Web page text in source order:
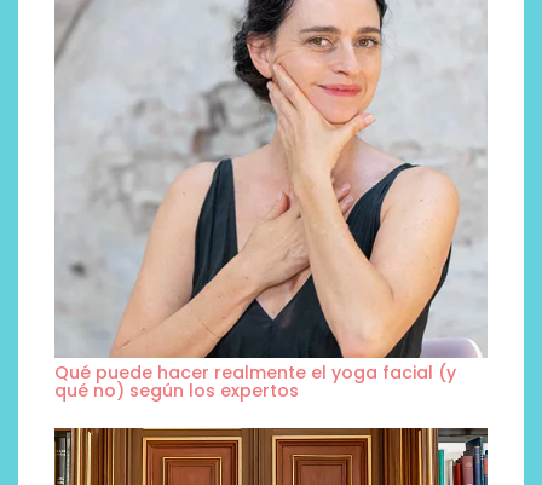
Qué puede hacer realmente el yoga facial (y
qué no) según los expertos